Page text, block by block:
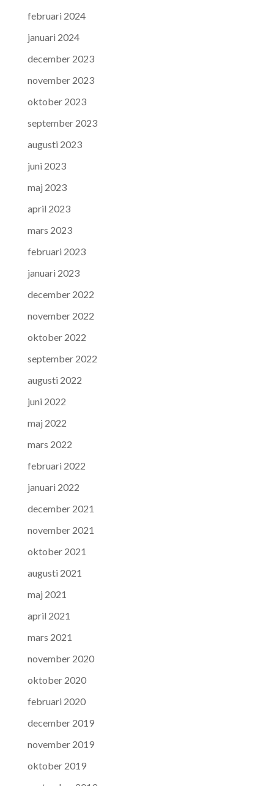
februari 2024
januari 2024
december 2023
november 2023
oktober 2023
september 2023
augusti 2023
juni 2023
maj 2023
april 2023
mars 2023
februari 2023
januari 2023
december 2022
november 2022
oktober 2022
september 2022
augusti 2022
juni 2022
maj 2022
mars 2022
februari 2022
januari 2022
december 2021
november 2021
oktober 2021
augusti 2021
maj 2021
april 2021
mars 2021
november 2020
oktober 2020
februari 2020
december 2019
november 2019
oktober 2019